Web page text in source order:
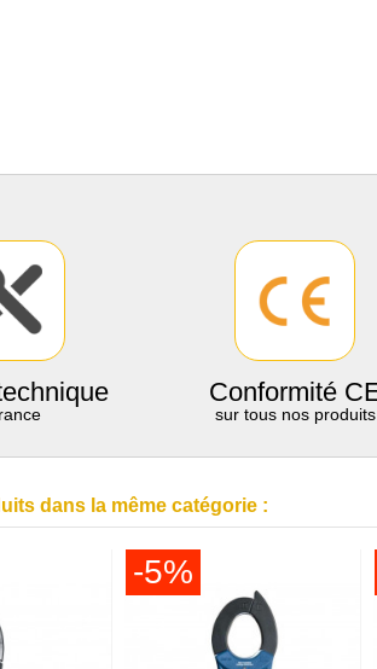
Conformité
sur tous nos produits
dans la même catégorie :
-5%